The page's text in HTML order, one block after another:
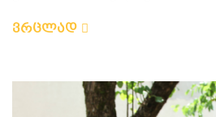
ვრცლად